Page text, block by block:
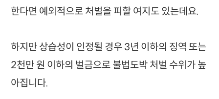
한다면 예외적으로 처벌을 피할 여지도 있는데요.
하지만 상습성이 인정될 경우 3년 이하의 징역 또는
2천만 원 이하의 벌금으로 불법도박 처벌 수위가 높
아집니다.